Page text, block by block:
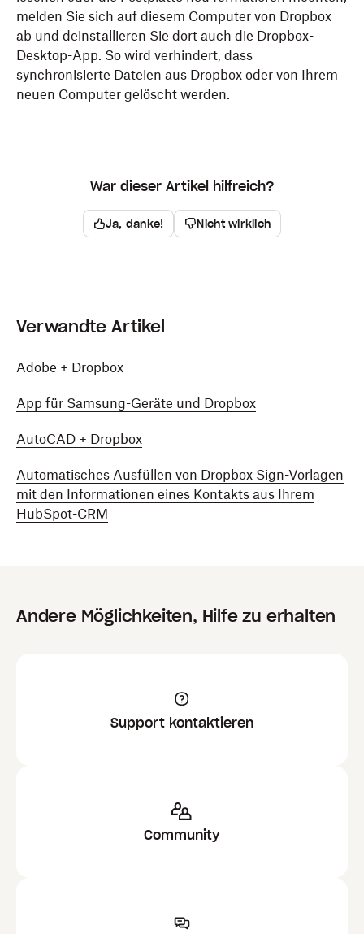
melden Sie sich auf diesem Computer von Dropbox
ab und deinstallieren Sie dort auch die Dropbox-
Desktop-App. So wird verhindert, dass
synchronisierte Dateien aus Dropbox oder von Ihrem
neuen Computer gelöscht werden.
War dieser Artikel hilfreich?
Ja, danke! Nicht wirklich
Verwandte Artikel
Adobe + Dropbox
App für Samsung-Geräte und Dropbox
AutoCAD + Dropbox
Automatisches Ausfüllen von Dropbox Sign-Vorlagen
mit den Informationen eines Kontakts aus Ihrem
HubSpot-CRM
Andere Möglichkeiten, Hilfe zu erhalten
Support kontaktieren
Community